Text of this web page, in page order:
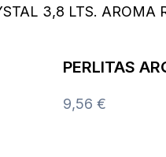
3,8 LTS. AROMA
PERLITAS
9,56€